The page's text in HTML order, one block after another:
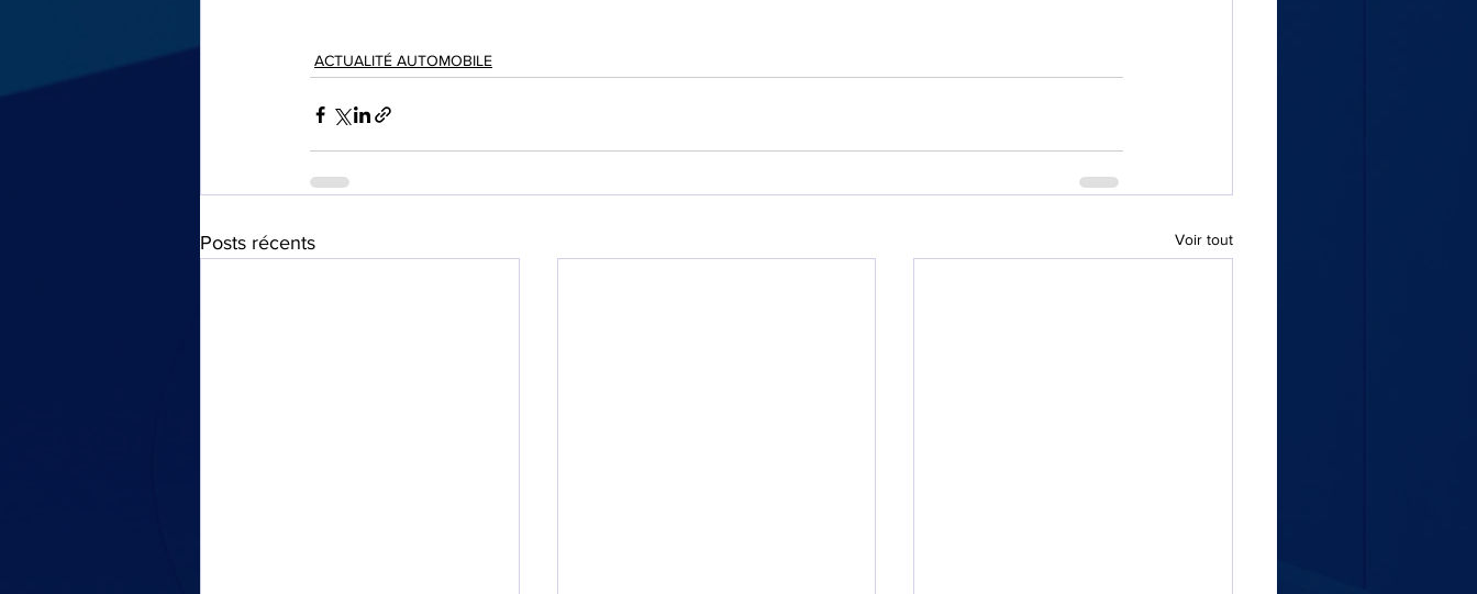
ACTUALITÉ AUTOMOBILE
Posts récents Voir tout